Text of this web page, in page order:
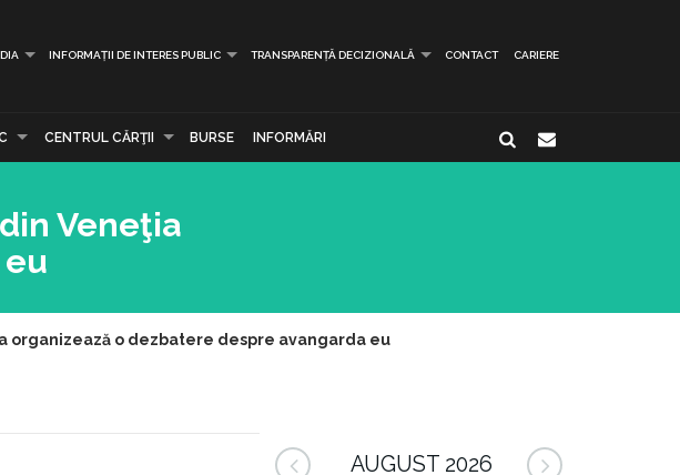
INFORMAȚII DE INTERES PUBLIC TRANSPARENȚĂ DECIZIONALĂ CONTACT CARIERE
CENTRUL CĂRŢII BURSE INFORMĂRI
Veneţia
organizează o dezbatere despre avangarda eu
AUGUST 2026